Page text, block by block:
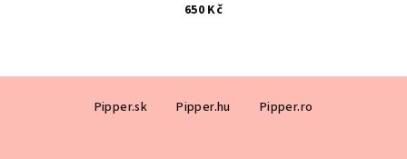
650 Kč
produktu
5,0
Pipper.sk Pipper.hu Pipper.ro